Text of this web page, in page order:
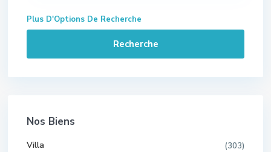
Plus D'Options De Recherche
Recherche
Nos Biens
Villa (303)